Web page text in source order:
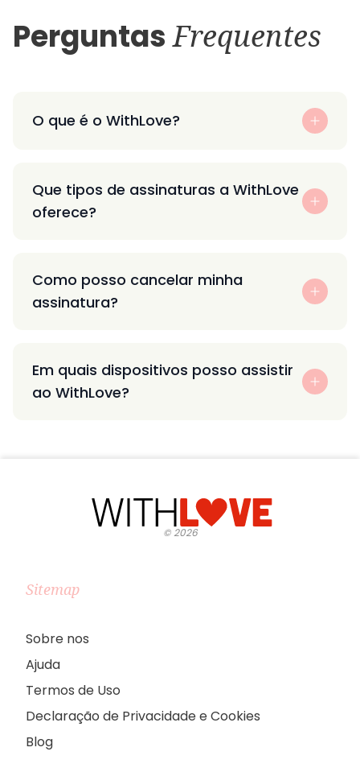
PerguntasFrequentes
O que é o WithLove?
Que tipos de assinaturas a WithLove
oferece?
Como posso cancelar minha
assinatura?
Em quais dispositivos posso assistir
ao WithLove?
©2026
Sitemap
Sobre nos
Ajuda
Termos de Uso
Declaração de Privacidade e Cookies
Blog